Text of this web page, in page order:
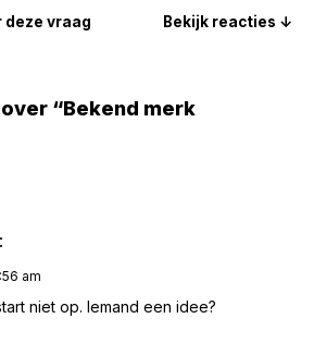
deze vraag Bekijk reacties ↓
“Bekend merk
am
niet op. Iemand een idee?